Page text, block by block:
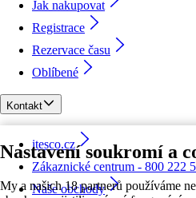
Nastavení soukromí a
My a našich 18 partnerů používáme
Jak nakupovat
Registrace
Rezervace času
Oblíbené
Kontakt
itesco.cz
Zákaznické centrum - 800 222
Naše obchody